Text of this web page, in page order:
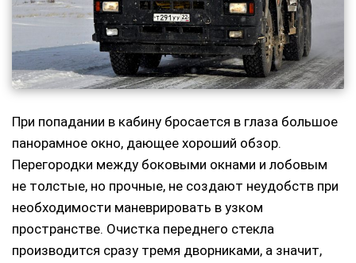
При попадании в кабину бросается в глаза большое
панорамное окно, дающее хороший обзор.
Перегородки между боковыми окнами и лобовым
не толстые, но прочные, не создают неудобств при
необходимости маневрировать в узком
пространстве. Очистка переднего стекла
производится сразу тремя дворниками, а значит,